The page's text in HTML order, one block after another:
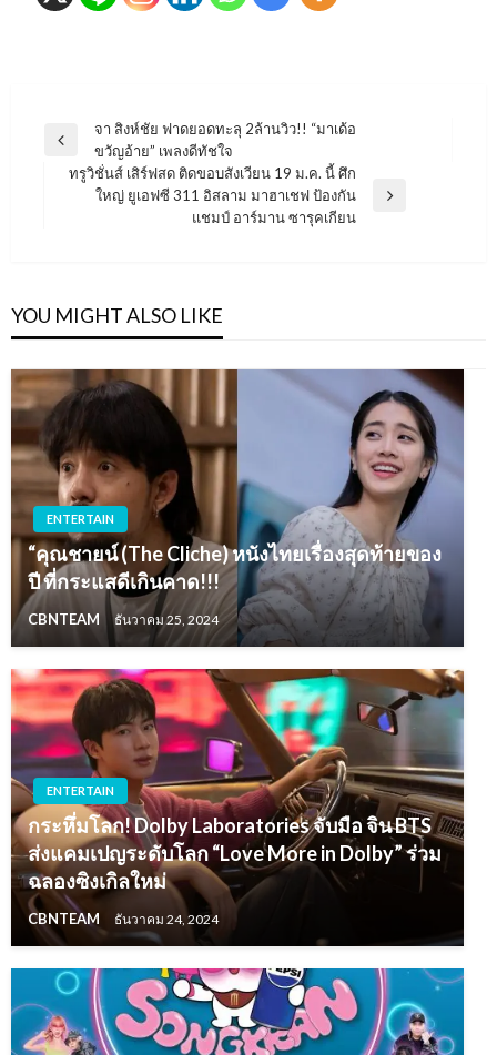
แนะแนว
เรื่อง
Previous
Post
จา สิงห์ชัย ฟาดยอดทะลุ 2ล้านวิว!! “มาเด้อ
ขวัญอ้าย” เพลงดีทัชใจ
ทรูวิชั่นส์ เสิร์ฟสด ติดขอบสังเวียน 19 ม.ค. นี้ ศึก
ใหญ่ ยูเอฟซี 311 อิสลาม มาฮาเชฟ ป้องกัน
แชมป์ อาร์มาน ซารุคเกียน
YOU MIGHT ALSO LIKE
ENTERTAIN
“คุณชายน์ (The Cliche) หนังไทยเรื่องสุดท้ายของ
ปี ที่กระแสดีเกินคาด!!!
CBNTEAM ธันวาคม 25, 2024
ENTERTAIN
กระหึ่มโลก! Dolby Laboratories จับมือ จิน BTS
ส่งแคมเปญระดับโลก “Love More in Dolby” ร่วม
ฉลองซิงเกิลใหม่
CBNTEAM ธันวาคม 24, 2024